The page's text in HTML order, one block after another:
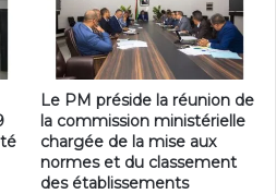
Le PM préside la réunion de
la commission ministérielle
chargée de la mise aux
normes et du classement
des établissements